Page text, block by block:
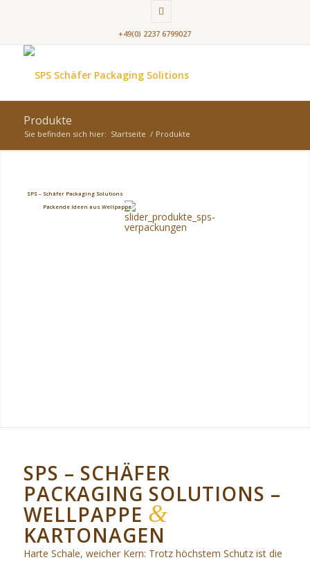
+49(0) 2237 6799027
Produkte
Sie befinden sich hier: Startseite / Produkte
SPS – Schäfer Packaging Solutions
Packende Ideen aus Wellpappe
SPS – SCHÄFER
PACKAGING SOLUTIONS –
WELLPAPPE &
KARTONAGEN
Harte Schale, weicher Kern: Trotz höchstem Schutz ist die